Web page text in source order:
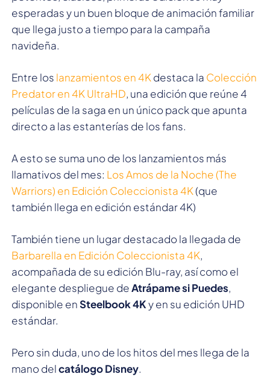
esperadas y un buen bloque de animación familiar
que llega justo a tiempo para la campaña
navideña.
Entre los lanzamientos en 4Kdestaca la Colección
Predator en 4K UltraHD, una edición que reúne 4
películas de la saga en un único pack que apunta
directo a las estanterías de los fans.
A esto se suma uno de los lanzamientos más
llamativos del mes: Los Amos de la Noche (The
Warriors) en Edición Coleccionista 4K(que
también llega en edición estándar 4K)
También tiene un lugar destacado la llegada de
Barbarella en Edición Coleccionista 4K,
acompañada de su edición Blu-ray, así como el
elegante despliegue deAtrápame si Puedes,
disponible enSteelbook 4Ky en su edición UHD
estándar.
Pero sin duda, uno de los hitos del mes llega de la
mano delcatálogo Disney.